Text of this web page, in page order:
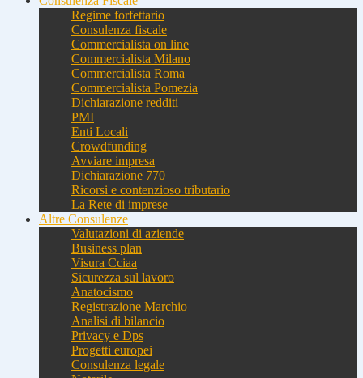
Regime forfettario
Consulenza fiscale
Commercialista on line
Commercialista Milano
Commercialista Roma
Commercialista Pomezia
Dichiarazione redditi
PMI
Enti Locali
Crowdfunding
Avviare impresa
Dichiarazione 770
Ricorsi e contenzioso tributario
La Rete di imprese
Altre Consulenze
Valutazioni di aziende
Business plan
Visura Cciaa
Sicurezza sul lavoro
Anatocismo
Registrazione Marchio
Analisi di bilancio
Privacy e Dps
Progetti europei
Consulenza legale